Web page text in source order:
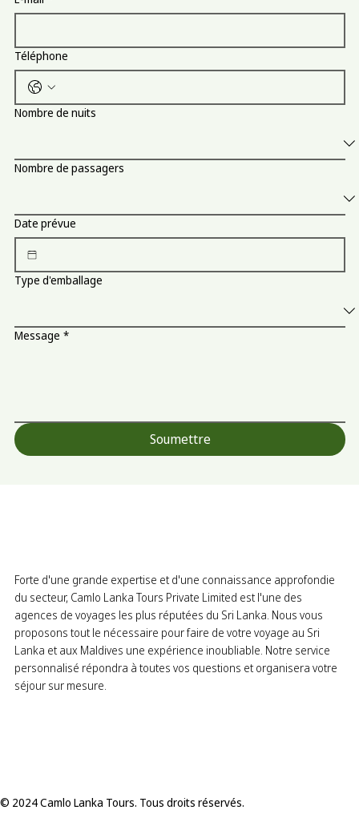
Téléphone
Nombre de nuits
Nombre de passagers
Date prévue
Type d'emballage
Message *
Soumettre
© 2024 Camlo Lanka Tours. Tous droits réservés.
Forte d'une grande expertise et d'une connaissance approfondie
du secteur, Camlo Lanka Tours Private Limited est l'une des
agences de voyages les plus réputées du Sri Lanka. Nous vous
proposons tout le nécessaire pour faire de votre voyage au Sri
Lanka et aux Maldives une expérience inoubliable. Notre service
personnalisé répondra à toutes vos questions et organisera votre
séjour sur mesure.